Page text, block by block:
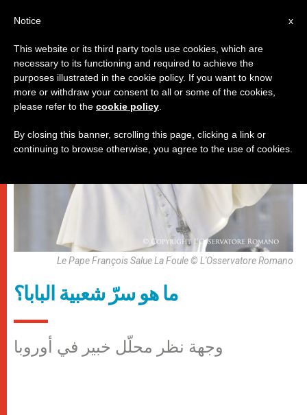
باباوات
Le Pape François Salue La Foule © L'Osservatore Romano
ما هو سرّ شعبية البابا؟
وجهة نظر محلّل خبير في أوروبا
x
Notice
This website or its third party tools use cookies, which are
necessary to its functioning and required to achieve the
purposes illustrated in the cookie policy. If you want to know
more or withdraw your consent to all or some of the cookies,
please refer to the cookie policy
By closing this banner, scrolling this page, clicking a link or
continuing to browse otherwise, you agree to the use of cookies.